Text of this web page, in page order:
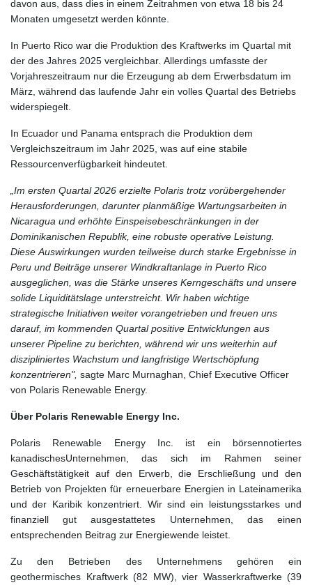
davon aus, dass dies in einem Zeitrahmen von etwa 18 bis 24
Monaten umgesetzt werden könnte.
In Puerto Rico war die Produktion des Kraftwerks im Quartal mit
der des Jahres 2025 vergleichbar. Allerdings umfasste der
Vorjahreszeitraum nur die Erzeugung ab dem Erwerbsdatum im
März, während das laufende Jahr ein volles Quartal des Betriebs
widerspiegelt.
In Ecuador und Panama entsprach die Produktion dem
Vergleichszeitraum im Jahr 2025, was auf eine stabile
Ressourcenverfügbarkeit hindeutet.
„Im ersten Quartal 2026 erzielte Polaris trotz vorübergehender
Herausforderungen, darunter planmäßige Wartungsarbeiten in
Nicaragua und erhöhte Einspeisebeschränkungen in der
Dominikanischen Republik, eine robuste operative Leistung.
Diese Auswirkungen wurden teilweise durch starke Ergebnisse in
Peru und Beiträge unserer Windkraftanlage in Puerto Rico
ausgeglichen, was die Stärke unseres Kerngeschäfts und unsere
solide Liquiditätslage unterstreicht. Wir haben wichtige
strategische Initiativen weiter vorangetrieben und freuen uns
darauf, im kommenden Quartal positive Entwicklungen aus
unserer Pipeline zu berichten, während wir uns weiterhin auf
diszipliniertes Wachstum und langfristige Wertschöpfung
konzentrieren", sagte Marc Murnaghan, Chief Executive Officer
von Polaris Renewable Energy.
Über Polaris Renewable Energy Inc.
Polaris Renewable Energy Inc. ist ein börsennotiertes
kanadischesUnternehmen, das sich im Rahmen seiner
Geschäftstätigkeit auf den Erwerb, die Erschließung und den
Betrieb von Projekten für erneuerbare Energien in Lateinamerika
und der Karibik konzentriert. Wir sind ein leistungsstarkes und
finanziell gut ausgestattetes Unternehmen, das einen
entsprechenden Beitrag zur Energiewende leistet.
Zu den Betrieben des Unternehmens gehören ein
geothermisches Kraftwerk (82 MW), vier Wasserkraftwerke (39